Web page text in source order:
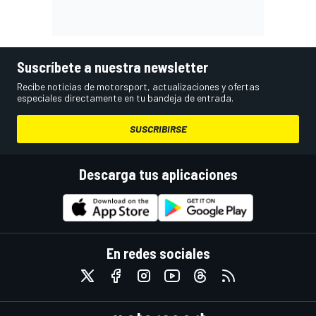
Suscríbete a nuestra newsletter
Recibe noticias de motorsport, actualizaciones y ofertas
especiales directamente en tu bandeja de entrada.
SUSCRIBIRSE
Descarga tus aplicaciones
En redes sociales